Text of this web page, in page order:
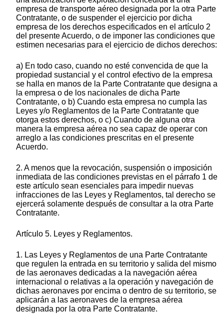
empresa de transporte aéreo designada por la otra Parte
Contratante, o de suspender el ejercicio por dicha
empresa de los derechos especificados en el artículo 2
del presente Acuerdo, o de imponer las condiciones que
estimen necesarias para el ejercicio de dichos derechos:
a) En todo caso, cuando no esté convencida de que la
propiedad sustancial y el control efectivo de la empresa
se halla en manos de la Parte Contratante que designa a
la empresa o de los nacionales de dicha Parte
Contratante, o b) Cuando esta empresa no cumpla las
Leyes y/o Reglamentos de la Parte Contratante que
otorga estos derechos, o c) Cuando de alguna otra
manera la empresa aérea no sea capaz de operar con
arreglo a las condiciones prescritas en el presente
Acuerdo.
2. A menos que la revocación, suspensión o imposición
inmediata de las condiciones previstas en el párrafo 1 de
este artículo sean esenciales para impedir nuevas
infracciones de las Leyes y Reglamentos, tal derecho se
ejercerá solamente después de consultar a la otra Parte
Contratante.
Artículo 5. Leyes y Reglamentos.
1. Las Leyes y Reglamentos de una Parte Contratante
que regulen la entrada en su territorio y salida del mismo
de las aeronaves dedicadas a la navegación aérea
internacional o relativas a la operación y navegación de
dichas aeronaves por encima o dentro de su territorio, se
aplicarán a las aeronaves de la empresa aérea
designada por la otra Parte Contratante.